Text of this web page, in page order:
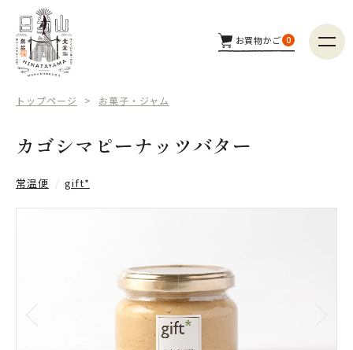
商品カテゴリー
配送方法
お買物かご 0
トップページ お菓子・ジャム
カゴシマピーナッツバター
常温便 gift*